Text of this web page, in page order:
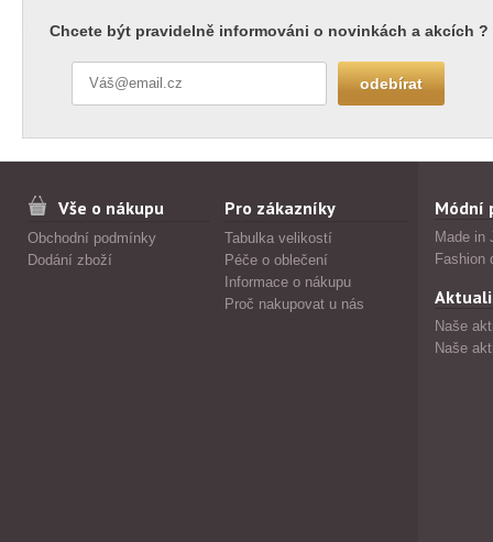
Chcete být pravidelně informováni o novinkách a akcích ?
Vše o nákupu
Obchodní podmínky
Dodání zboží
Pro zákazníky
Tabulka velikostí
Péče o oblečení
Informace o nákupu
Proč nakupovat u nás
Módní
Made in
Fashion
Naše
Naše